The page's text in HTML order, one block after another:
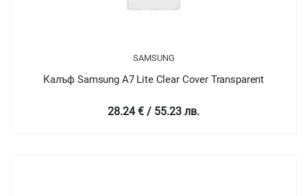
SAMSUNG
Калъф Samsung A7 Lite Clear Cover Transparent
28.24 € / 55.23 лв.